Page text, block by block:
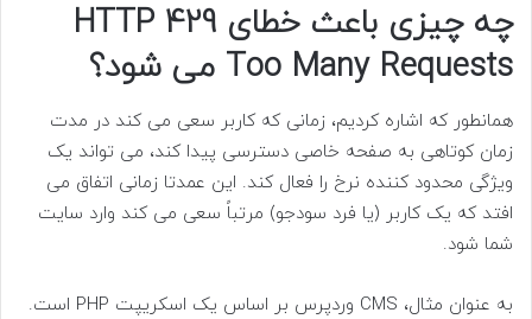
چه چیزی باعث خطای HTTP 429
Too Many Requests می شود؟
همانطور که اشاره کردیم، زمانی که کاربر سعی می کند در مدت
زمان کوتاهی به صفحه خاصی دسترسی پیدا کند، می تواند یک
ویژگی محدود کننده نرخ را فعال کند. این عمدتا زمانی اتفاق می
افتد که یک کاربر (یا فرد سودجو) مرتباً سعی می کند وارد سایت
شما شود.
به عنوان مثال، CMS وردپرس بر اساس یک اسکریپت PHP است.